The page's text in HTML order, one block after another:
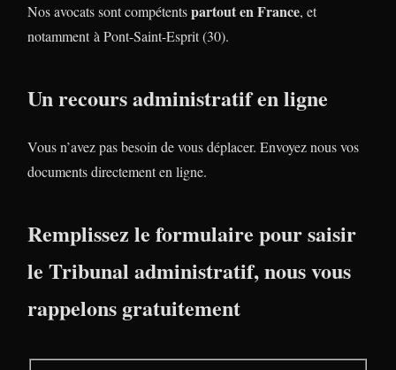
Nos avocats sont compétentspartout en France, et
notamment à Pont-Saint-Esprit (30).
Un recours administratif en ligne
Vous n’avez pas besoin de vous déplacer. Envoyez nous vos
documents directement en ligne.
Remplissez le formulaire pour saisir
le Tribunal administratif, nous vous
rappelons gratuitement